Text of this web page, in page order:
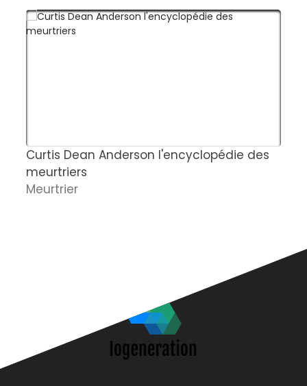
Curtis Dean Anderson l'encyclopédie des
meurtriers
Meurtrier